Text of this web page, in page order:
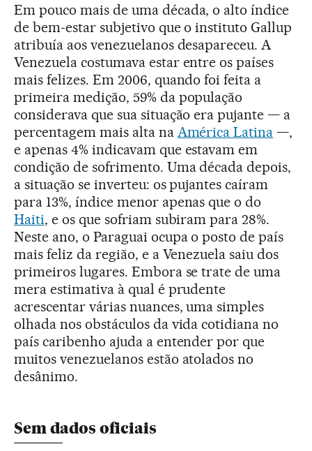
Em pouco mais de uma década, o alto índice
de bem-estar subjetivo que o instituto Gallup
atribuía aos venezuelanos desapareceu. A
Venezuela costumava estar entre os países
mais felizes. Em 2006, quando foi feita a
primeira medição, 59% da população
considerava que sua situação era pujante — a
percentagem mais alta na América Latina —,
e apenas 4% indicavam que estavam em
condição de sofrimento. Uma década depois,
a situação se inverteu: os pujantes caíram
para 13%, índice menor apenas que o do
Haiti, e os que sofriam subiram para 28%.
Neste ano, o Paraguai ocupa o posto de país
mais feliz da região, e a Venezuela saiu dos
primeiros lugares. Embora se trate de uma
mera estimativa à qual é prudente
acrescentar várias nuances, uma simples
olhada nos obstáculos da vida cotidiana no
país caribenho ajuda a entender por que
muitos venezuelanos estão atolados no
desânimo.
Sem dados oficiais